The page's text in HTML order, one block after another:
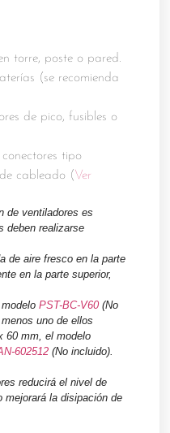
torre, poste o pared.
(se recomienda
de pico, fusibles o
tipo
cableado (Ver
de ventiladores es
deben realizarse
de aire fresco en la parte
en la parte superior,
modeloPST-BC-V60 (No
uno de ellos
60 mm, el modelo
602512 (No incluido).
reducirá el nivel de
mejorará la disipación de